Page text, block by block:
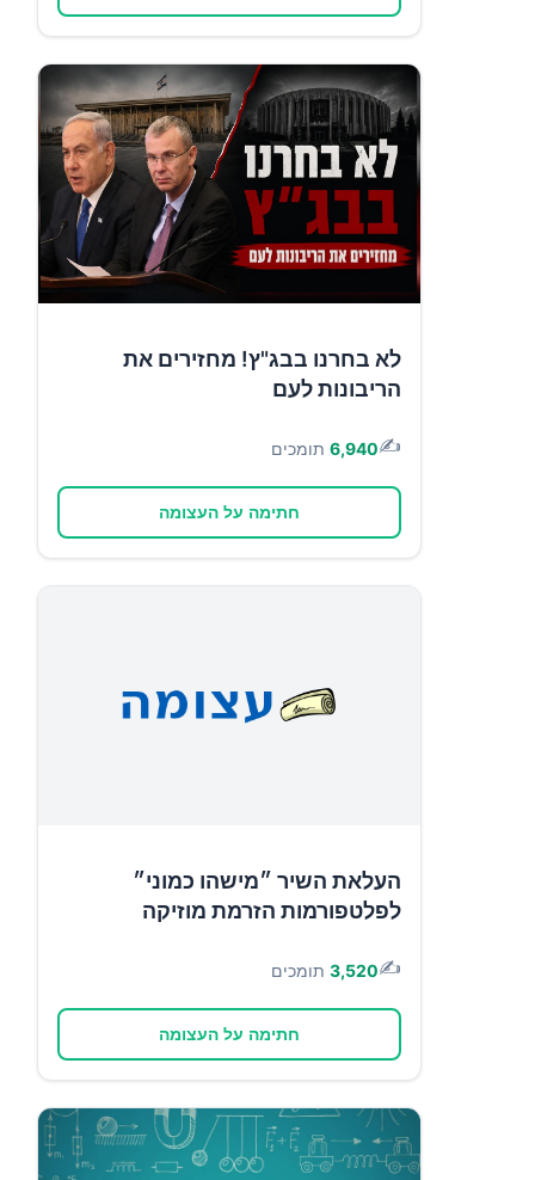
לא בחרנו בבג"ץ! מחזירים את
הריבונות לעם
✍️
6,940 תומכים
חתימה על העצומה
העלאת השיר ״מישהו כמוני״
לפלטפורמות הזרמת מוזיקה
✍️
3,520 תומכים
חתימה על העצומה